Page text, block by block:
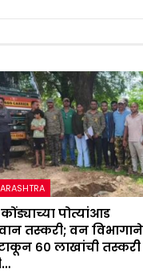
पोत्यांआड
तस्करी; वन विभागाने
६० लाखांची तस्करी